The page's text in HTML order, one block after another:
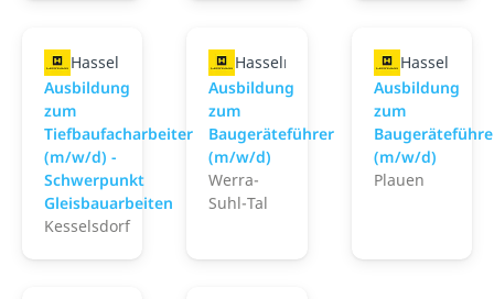
Hasselmann GmbH
Ausbildung
zum
Tiefbaufacharbeiter
(m/w/d) -
Schwerpunkt
Gleisbauarbeiten
Kesselsdorf
Hasselmann GmbH
Ausbildung
zum
Baugeräteführer
(m/w/d)
Werra-
Suhl-Tal
Ausbildung
zum
(m/w/d)
Plauen